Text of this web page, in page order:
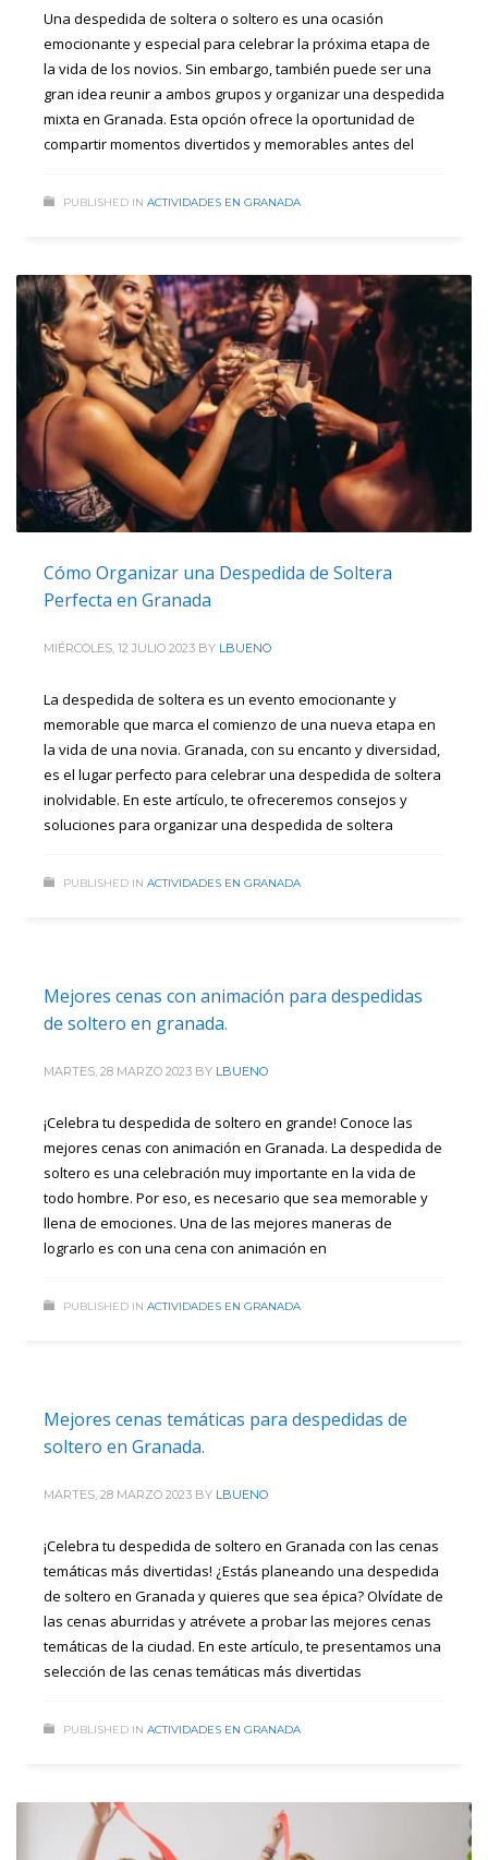
Una despedida de soltera o soltero es una ocasión
emocionante y especial para celebrar la próxima etapa de
la vida de los novios. Sin embargo, también puede ser una
gran idea reunir a ambos grupos y organizar una despedida
mixta en Granada. Esta opción ofrece la oportunidad de
compartir momentos divertidos y memorables antes del
PUBLISHED IN ACTIVIDADES EN GRANADA
Cómo Organizar una Despedida de Soltera
Perfecta en Granada
MIÉRCOLES, 12 JULIO 2023 BY LBUENO
La despedida de soltera es un evento emocionante y
memorable que marca el comienzo de una nueva etapa en
la vida de una novia. Granada, con su encanto y diversidad,
es el lugar perfecto para celebrar una despedida de soltera
inolvidable. En este artículo, te ofreceremos consejos y
soluciones para organizar una despedida de soltera
PUBLISHED IN ACTIVIDADES EN GRANADA
Mejores cenas con animación para despedidas
de soltero en granada.
MARTES, 28 MARZO 2023 BY LBUENO
¡Celebra tu despedida de soltero en grande! Conoce las
mejores cenas con animación en Granada. La despedida de
soltero es una celebración muy importante en la vida de
todo hombre. Por eso, es necesario que sea memorable y
llena de emociones. Una de las mejores maneras de
lograrlo es con una cena con animación en
PUBLISHED IN ACTIVIDADES EN GRANADA
Mejores cenas temáticas para despedidas de
soltero en Granada.
MARTES, 28 MARZO 2023 BY LBUENO
¡Celebra tu despedida de soltero en Granada con las cenas
temáticas más divertidas! ¿Estás planeando una despedida
de soltero en Granada y quieres que sea épica? Olvídate de
las cenas aburridas y atrévete a probar las mejores cenas
temáticas de la ciudad. En este artículo, te presentamos una
selección de las cenas temáticas más divertidas
PUBLISHED IN ACTIVIDADES EN GRANADA